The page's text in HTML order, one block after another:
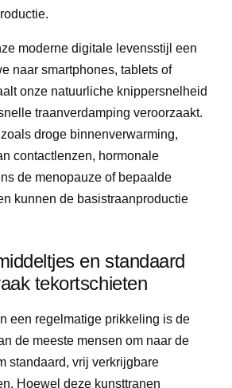
moderne digitale levensstijl een
naar smartphones, tablets of
onze natuurliche knippersnelheid
traanverdamping veroorzaakt.
droge binnenverwarming,
contactlenzen, hormonale
de menopauze of bepaalde
kunnen de basistraanproductie
en standaard
tekortschieten
een regelmatige prikkeling is de
de meeste mensen om naar de
standaard, vrij verkrijgbare
Hoewel deze kunsttranen